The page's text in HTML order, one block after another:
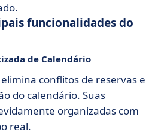
funcionalidades do
de Calendário
elimina conflitos de reservas e
do calendário. Suas
organizadas com
real.